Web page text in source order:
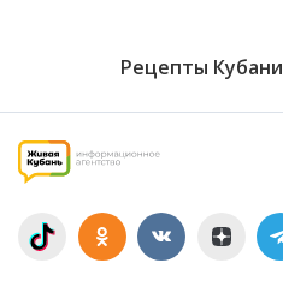
Рецепты Кубани